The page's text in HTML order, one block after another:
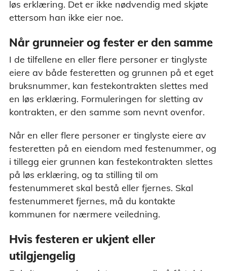
løs erklæring. Det er ikke nødvendig med skjøte
ettersom han ikke eier noe.
Når grunneier og fester er den samme
I de tilfellene en eller flere personer er tinglyste
eiere av både festeretten og grunnen på et eget
bruksnummer, kan festekontrakten slettes med
en løs erklæring. Formuleringen for sletting av
kontrakten, er den samme som nevnt ovenfor.
Når en eller flere personer er tinglyste eiere av
festeretten på en eiendom med festenummer, og
i tillegg eier grunnen kan festekontrakten slettes
på løs erklæring, og ta stilling til om
festenummeret skal bestå eller fjernes. Skal
festenummeret fjernes, må du kontakte
kommunen for nærmere veiledning.
Hvis festeren er ukjent eller
utilgjengelig